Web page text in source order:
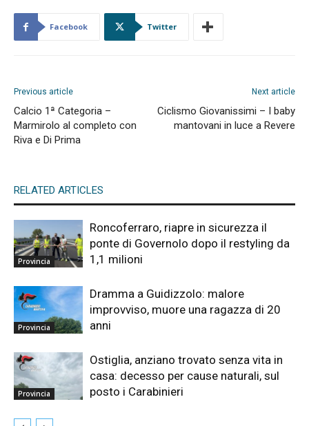
Facebook Twitter
Previous article
Calcio 1ª Categoria –
Marmirolo al completo con
Riva e Di Prima
Next article
Ciclismo Giovanissimi – I baby
mantovani in luce a Revere
RELATED ARTICLES
Provincia
Roncoferraro, riapre in sicurezza il
ponte di Governolo dopo il restyling da
1,1 milioni
Provincia
Dramma a Guidizzolo: malore
improvviso, muore una ragazza di 20
anni
Provincia
Ostiglia, anziano trovato senza vita in
casa: decesso per cause naturali, sul
posto i Carabinieri